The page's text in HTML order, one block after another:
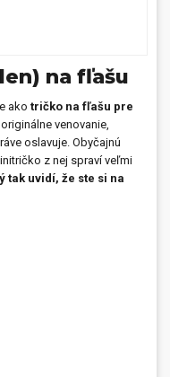
napíšte nám
faxcopy@faxcopy.sk
na fľašu
ako tričko na fľašu pre
venovanie,
oslavuje. Obyčajnú
z nej spraví veľmi
tak uvidí, že ste si na